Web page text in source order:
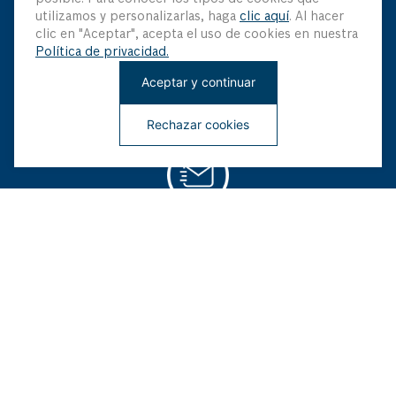
utilizamos y personalizarlas, haga clic aquí. Al hacer
clic en "Aceptar", acepta el uso de cookies en nuestra
Política de privacidad.
Rechazar cookies
Aceptar y continuar
Mantenme Actualizado
Sé el primero en saber sobre nuestras últimas innovaciones
y ofertas especiales